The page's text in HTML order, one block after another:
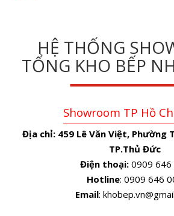
HỆ THỐNG
TỔNG KHO BẾP
Showroom TP Hồ
Địa chỉ: 459 Lê Văn Việt, Phường
TP.Thủ Đức
Điện thoại:0909 646
Hotline: 0909 646
Email: